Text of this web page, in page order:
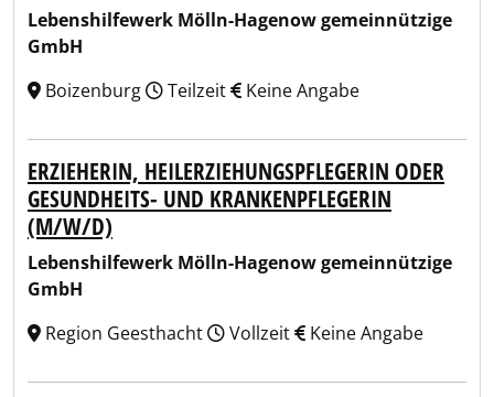
Lebenshilfewerk Mölln-Hagenow gemeinnützige
GmbH
Boizenburg
Teilzeit Keine Angabe
ERZIEHERIN, HEILERZIEHUNGSPFLEGERIN ODER
GESUNDHEITS- UND KRANKENPFLEGERIN
(M/W/D)
Lebenshilfewerk Mölln-Hagenow gemeinnützige
GmbH
Region Geesthacht
Vollzeit Keine Angabe